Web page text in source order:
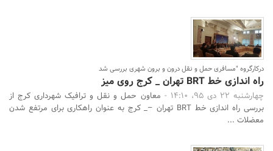
درکارگروه "مسافری حمل و نقل درون و برون شهری بررسی شد
راه اندازی خط BRT تهران _ کرج روی میز
چهارشنبه 22 دی 95، 14:10 -
معاون حمل و نقل و ترافیک شهرداری کرج از
بررسی راه اندازی خط BRT تهران –_ کرج به عنوان راهکاری برای مرتفع شدن
معضلات ...